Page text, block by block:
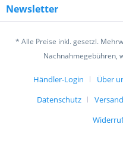
Ich habe die
verstanden und stimme
Newsletter
* Alle Preise inkl. gesetzl.
Nachnahmegebühren,
Händler-Login Über
Datenschutz